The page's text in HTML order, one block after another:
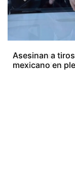
Desactivan
Cali, donde